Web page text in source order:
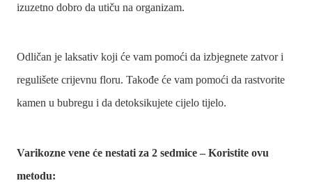
izuzetno dobro da utiču na organizam.
Odličan je laksativ koji će vam pomoći da izbjegnete zatvor i
regulišete crijevnu floru. Takođe će vam pomoći da rastvorite
kamen u bubregu i da detoksikujete cijelo tijelo.
Varikozne vene će nestati za 2 sedmice – Koristite ovu
metodu: